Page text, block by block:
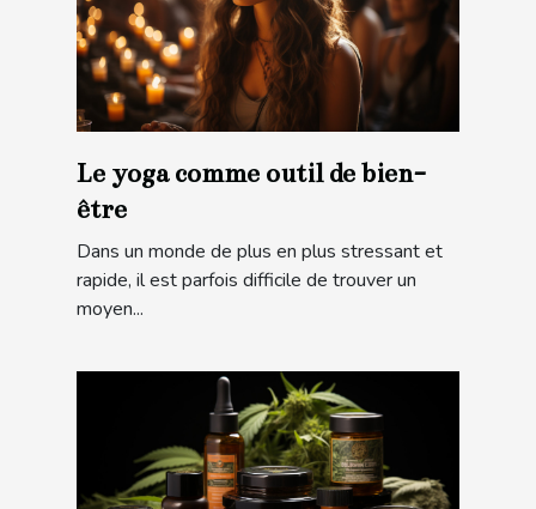
Le yoga comme outil de bien-
être
Dans un monde de plus en plus stressant et
rapide, il est parfois difficile de trouver un
moyen...